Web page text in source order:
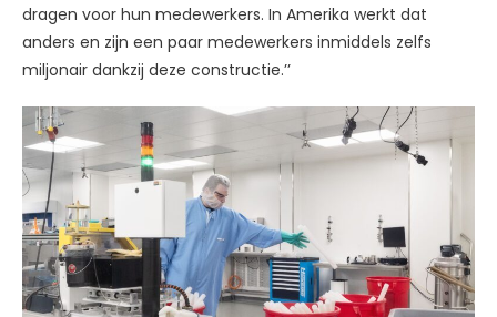
dragen voor hun medewerkers. In Amerika werkt dat
anders en zijn een paar medewerkers inmiddels zelfs
miljonair dankzij deze constructie.’’